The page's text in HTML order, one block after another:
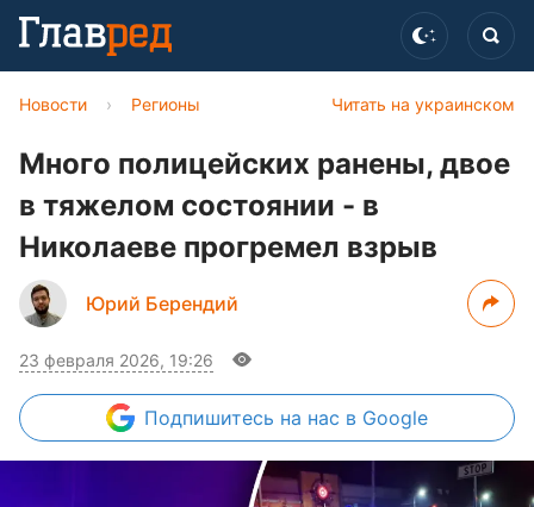
Читать на украинском
Новости › Регионы
Много полицейских ранены, двое
в тяжелом состоянии - в
Николаеве прогремел взрыв
Юрий Берендий
23 февраля 2026, 19:26
Подпишитесь на нас в Google